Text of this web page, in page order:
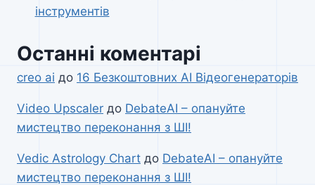
інструментів
Останні коментарі
creo ai до 16 Безкоштовних AI Відеогенераторів
Video Upscaler до DebateAI – опануйте
мистецтво переконання з ШІ!
Vedic Astrology Chart до DebateAI – опануйте
мистецтво переконання з ШІ!